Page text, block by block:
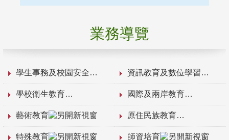
業務導覽
學生事務及校園安全 資訊教育及數位學習
學校衛生教育 國際及兩岸教育
藝術教育 原住民族教育
特殊教育 師資培育